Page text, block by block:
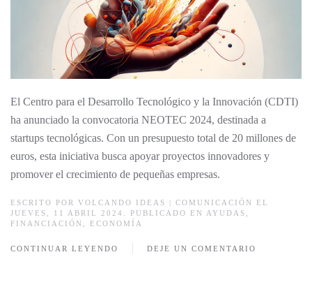
El Centro para el Desarrollo Tecnológico y la Innovación (CDTI)
ha anunciado la convocatoria NEOTEC 2024, destinada a
startups tecnológicas. Con un presupuesto total de 20 millones de
euros, esta iniciativa busca apoyar proyectos innovadores y
promover el crecimiento de pequeñas empresas.
ESCRITO POR VOLCANDO IDEAS | COMUNICACIÓN
EL
JUEVES, 11 ABRIL 2024. PUBLICADO EN AYUDAS
FINANCIACIÓN
ECONOMÍA
CONTINUAR LEYENDO DEJE UN COMENTARIO